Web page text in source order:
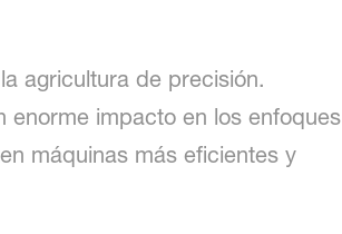
agricultura de precisión.
enorme impacto en los enfoques
máquinas más eficientes y